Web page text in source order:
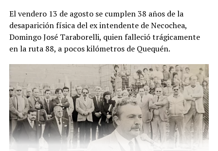
cuando un hombre que recorría la zona junto a sus
perros advirtió una bolsa ubicada junto a una zanja.
Alertado por el comportamiento de los animales, se
acercó y comprobó que contenía restos humanos. DIB
El vendero 13 de agosto se cumplen 38 años de la
desaparición física del ex intendente de Necochea,
Domingo José Taraborelli, quien falleció trágicamente
en la ruta 88, a pocos kilómetros de Quequén.